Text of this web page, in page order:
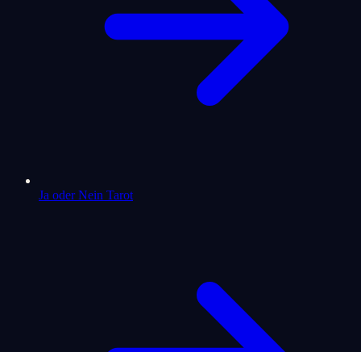
Ja oder Nein Tarot